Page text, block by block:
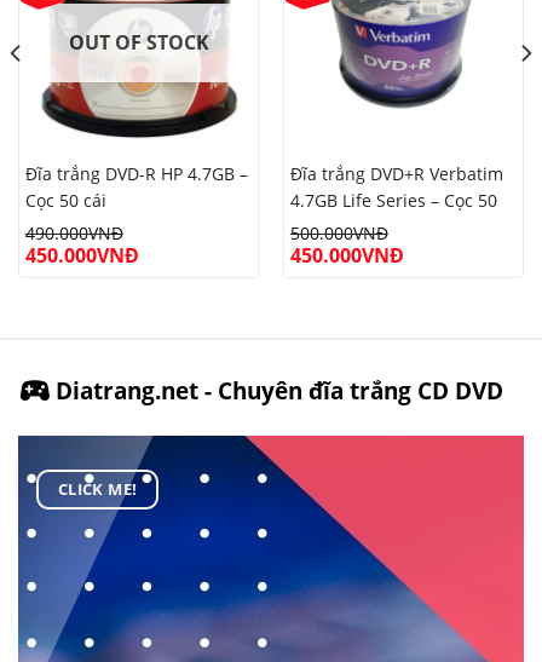
OUT OF STOCK
Đĩa trắng DVD-R HP 4.7GB –
Cọc 50 cái
490.000VNĐ
450.000VNĐ
Đĩa trắng DVD+R Verbatim
4.7GB Life Series – Cọc 50
cái
500.000VNĐ
450.000VNĐ
Diatrang.net - Chuyên đĩa trắng CD DVD
CLICK ME!